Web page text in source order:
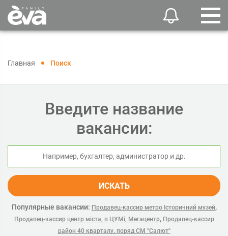
Главная Поиск
Введите название
вакансии:
ИСКАТЬ
Популярные вакансии: Продавец-кассир метро Історичний музей,
Продавец-кассир центр міста, в ЦУМі, Мегацентр, Продавец-кассир
район 40 кварталу, поряд СМ "Салют"